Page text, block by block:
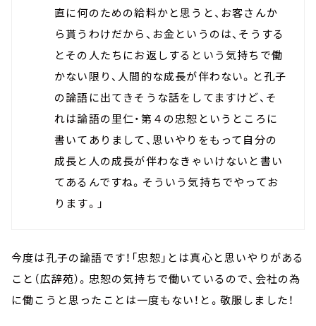
直に何のための給料かと思うと、お客さんか
ら貰うわけだから、お金というのは、そうする
とその人たちにお返しするという気持ちで働
かない限り、人間的な成長が伴わない。と孔子
の論語に出てきそうな話をしてますけど、そ
れは論語の里仁・第４の忠恕というところに
書いてありまして、思いやりをもって自分の
成長と人の成長が伴わなきゃいけないと書い
てあるんですね。そういう気持ちでやってお
ります。」
今度は孔子の論語です！「忠恕」とは真心と思いやりがある
こと（広辞苑）。忠恕の気持ちで働いているので、会社の為
に働こうと思ったことは一度もない！と。敬服しました！